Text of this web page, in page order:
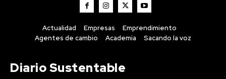
Actualidad Empresas
Emprendimiento
Agentes de cambio
Academia Sacando la voz
Diario Sustentable